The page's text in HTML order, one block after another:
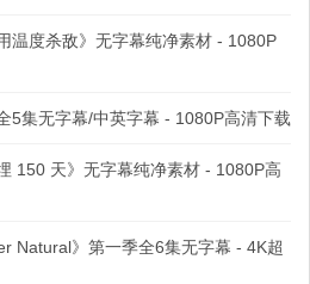
温度杀敌》无字幕纯净素材 - 1080P
5集无字幕/中英字幕 - 1080P高清下载
150 天》无字幕纯净素材 - 1080P高
Natural》第一季全6集无字幕 - 4K超